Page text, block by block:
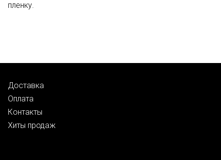
пленку.
Доставка
Оплата
Контакты
Хиты продаж